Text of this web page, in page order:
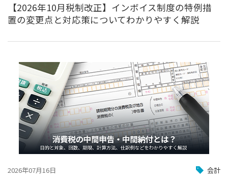
【2026年10月税制改正】インボイス制度の特例措
置の変更点と対応策についてわかりやすく解説
2026年07月16日 会計